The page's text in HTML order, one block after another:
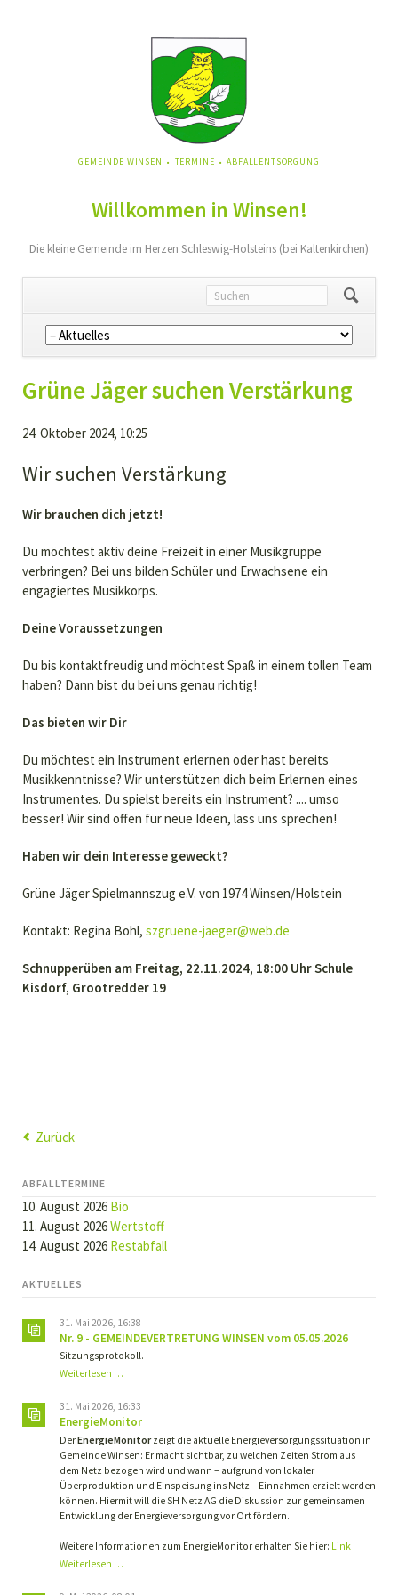
NAVIGATION
GEMEINDE WINSEN TERMINE ABFALLENTSORGUNG
Willkommen in Winsen!
Die kleine Gemeinde im Herzen Schleswig-Holsteins (bei Kaltenkirchen)
Navigation
überspringen
Grüne Jäger suchen Verstärkung
24. Oktober 2024, 10:25
Wir suchen Verstärkung
Wir brauchen dich jetzt!
Du möchtest aktiv deine Freizeit in einer Musikgruppe
verbringen? Bei uns bilden Schüler und Erwachsene ein
engagiertes Musikkorps.
Deine Voraussetzungen
Du bis kontaktfreudig und möchtest Spaß in einem tollen Team
haben? Dann bist du bei uns genau richtig!
Das bieten wir Dir
Du möchtest ein Instrument erlernen oder hast bereits
Musikkenntnisse? Wir unterstützen dich beim Erlernen eines
Instrumentes. Du spielst bereits ein Instrument? .... umso
besser! Wir sind offen für neue Ideen, lass uns sprechen!
Haben wir dein Interesse geweckt?
Grüne Jäger Spielmannszug e.V. von 1974 Winsen/Holstein
Kontakt: Regina Bohl, szgruene-jaeger@web.de
Schnupperüben am Freitag, 22.11.2024, 18:00 Uhr Schule
Kisdorf, Grootredder 19
Zurück
ABFALLTERMINE
10. August 2026 Bio
11. August 2026Wertstoff
14. August 2026 Restabfall
AKTUELLES
31. Mai 2026, 16:38
Nr. 9 - GEMEINDEVERTRETUNG WINSEN vom 05.05.2026
Sitzungsprotokoll.
Weiterlesen …Nr.
-
GEMEINDEVERTRETUNG
31. Mai 2026, 16:33
EnergieMonitor
DerEnergieMonitorzeigt die aktuelle Energieversorgungssituation in
Gemeinde Winsen: Er macht sichtbar, zu welchen Zeiten Strom aus
dem Netz bezogen wird und wann – aufgrund von lokaler
Überproduktion und Einspeisung ins Netz – Einnahmen erzielt werden
können. Hiermit will die SH Netz AG die Diskussion zur gemeinsamen
Entwicklung der Energieversorgung vor Ort fördern.
Weitere Informationen zum EnergieMonitor erhalten Sie hier: Link
Weiterlesen …